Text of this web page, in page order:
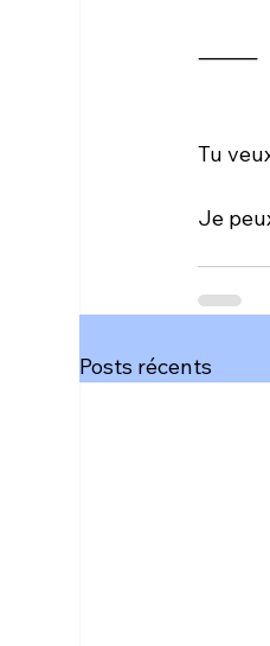
⸻
Tu
Je
Posts récents